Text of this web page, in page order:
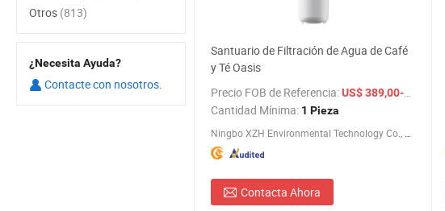
Santuario de Filtración de Agua de Café
y Té Oasis
Precio FOB de Referencia:US$ 389,00-399,00
Cantidad Mínima: 1 Pieza
Contacta Ahora
Otros (813)
¿Necesita Ayuda?
Contacte con nosotros.